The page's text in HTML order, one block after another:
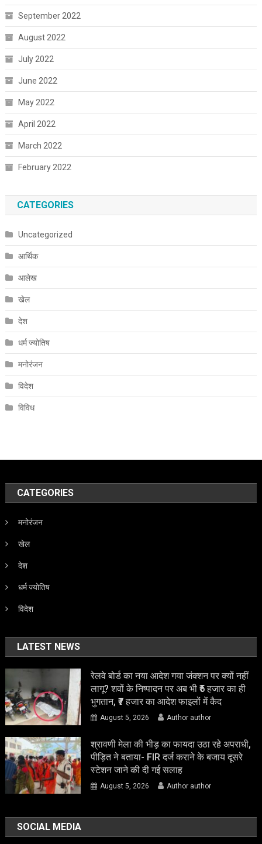
September 2022
August 2022
July 2022
June 2022
May 2022
April 2022
March 2022
February 2022
CATEGORIES
Uncategorized
आर्थिक
आलेख
खेल
देश
धर्म ज्योतिष
मनोरंजन
विदेश
विविध
CATEGORIES
मनोरंजन
खेल
देश
धर्म ज्योतिष
विदेश
LATEST NEWS
रेलवे बोर्ड का नया आदेश गया जंक्शन पर क्यों नहीं
लागू? शवों के निष्पादन पर अब भी ₹5 हजार का ही
भुगतान, ₹7 हजार का आदेश फाइलों में कैद
August 5, 2026 Author author
श्रावणी मेला की भीड़ का फायदा उठा रहे अपराधी,
पीड़ित ने बताया- FIR दर्ज कराने के बजाय दूसरे
स्टेशन जाने की दी गई सलाह
August 5, 2026 Author author
SOCIAL MEDIA